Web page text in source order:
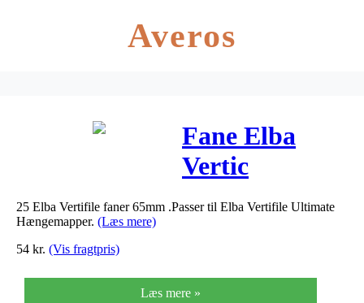
Averos
Fane Elba
Vertic
transparent
25 Elba Vertifile faner 65mm .Passer til Elba Vertifile Ultimate
Hængemapper. (Læs mere)
54 kr. (Vis fragtpris)
Læs mere »